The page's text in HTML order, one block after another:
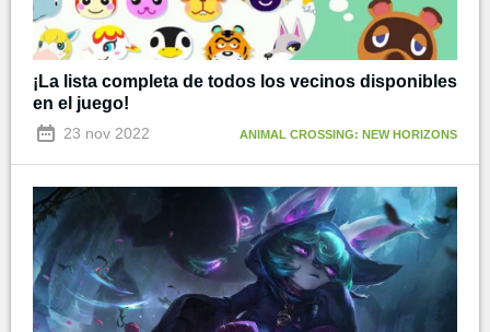
¡La lista completa de todos los vecinos disponibles
en el juego!
23 nov 2022 ANIMAL CROSSING: NEW HORIZONS